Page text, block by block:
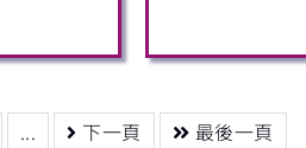
... 下一頁
最後一頁